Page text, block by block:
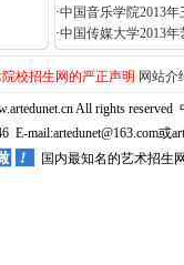
·中国音乐学院2013
·中国传媒大学2013
校招生网的严正声明 网站介
All rights reserved
E-mail:artedunet@163.com或
国内最知名的艺术招生